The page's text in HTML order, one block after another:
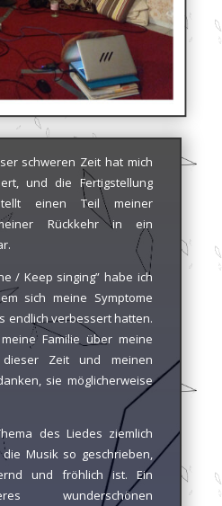
schweren Zeit hat mich
und die Fertigstellung
einen Teil meiner
Rückkehr in ein
/ Keep singing” habe ich
sich meine Symptome
endlich verbessert hatten.
Familie über meine
Zeit und meinen
sie möglicherweise
des Liedes ziemlich
Musik so geschrieben,
und fröhlich ist. Ein
wunderschönen